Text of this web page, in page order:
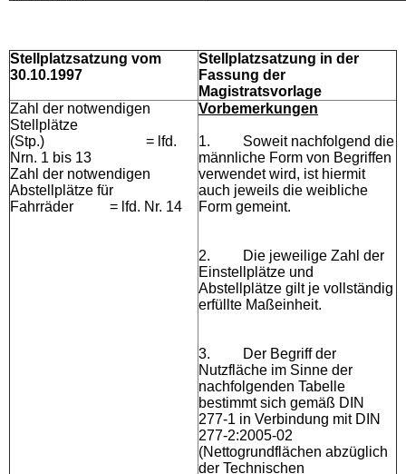
Stellplatzsatzung vom
30.10.1997
Stellplatzsatzung in der
Fassung der
Magistratsvorlage
Zahl der notwendigen
Stellplätze
(Stp.) = lfd.
Nrn. 1 bis 13
Zahl der notwendigen
Abstellplätze für
Fahrräder = lfd. Nr. 14
Vorbemerkungen
1.
Soweit nachfolgend die
männliche Form von Begriffen
verwendet wird, ist hiermit
auch jeweils die weibliche
Form gemeint.
2.
Die jeweilige Zahl der
Einstellplätze und
Abstellplätze gilt je vollständig
erfüllte Maßeinheit.
3.
Der Begriff der
Nutzfläche im Sinne der
nachfolgenden Tabelle
bestimmt sich gemäß DIN
277-1 in Verbindung mit DIN
277-2:2005-02
(Nettogrundflächen abzüglich
der Technischen